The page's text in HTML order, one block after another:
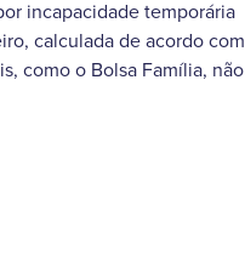
incapacidade temporária
calculada de acordo com
como o Bolsa Família, não